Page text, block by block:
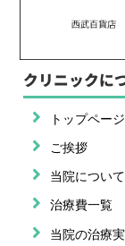
クリニックに
トップページ
ご挨拶
当院について
治療費一覧
当院の治療